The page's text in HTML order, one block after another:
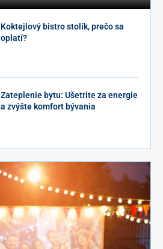
Koktejlový bistro stolík, prečo sa
oplatí?
Zateplenie bytu: Ušetrite za energie
a zvýšte komfort bývania